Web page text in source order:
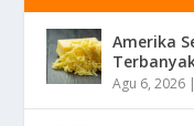
Amerika
Agu 6, 2026 |